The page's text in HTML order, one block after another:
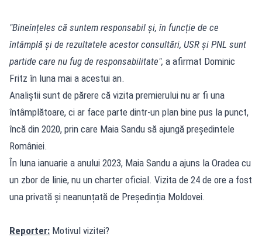
"Bineînțeles că suntem responsabil și, în funcție de ce
întâmplă și de rezultatele acestor consultări, USR și PNL sunt
partide care nu fug de responsabilitate", a afirmat Dominic
Fritz în luna mai a acestui an.
Analiștii sunt de părere că vizita premierului nu ar fi una
întâmplătoare, ci ar face parte dintr-un plan bine pus la punct,
încă din 2020, prin care Maia Sandu să ajungă președintele
României.
În luna ianuarie a anului 2023, Maia Sandu a ajuns la Oradea cu
un zbor de linie, nu un charter oficial. Vizita de 24 de ore a fost
una privată și neanunțată de Președinția Moldovei.
Reporter: Motivul vizitei?